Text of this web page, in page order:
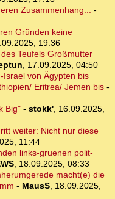
Zusammenhang... -
Gründen keine
19:36
Teufels Großmutter
, 17.09.2025, 04:50
von Ägypten bis
Eritrea/ Jemen bis -
Big"- stokk', 16.09.2025,
weiter: Nicht nur diese
11:44
links-gruenen polit-
, 18.09.2025, 08:33
macht(e) die
- MausS, 18.09.2025,